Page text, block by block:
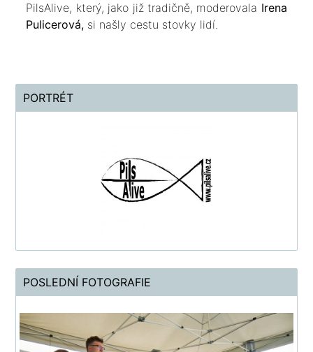
PilsAlive, který, jako již tradičně, moderovala Irena
Pulicerová, si našly cestu stovky lidí.
PORTRÉT
POSLEDNÍ FOTOGRAFIE